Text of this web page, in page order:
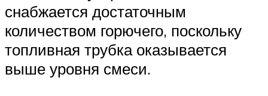
снабжается достаточным
количеством горючего, поскольку
топливная трубка оказывается
выше уровня смеси.